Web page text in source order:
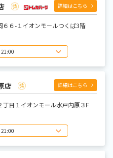
10:00~21:00
10:00~21:00
10:00~21:00
詳細はこちら
６６-１イオンモールつくば3階
営業終了 21:00
10:00~21:00
10:00~21:00
10:00~21:00
10:00~21:00
店 詳細はこちら
丁目１イオンモール水戸内原３F
営業終了 21:00
10:00~21:00